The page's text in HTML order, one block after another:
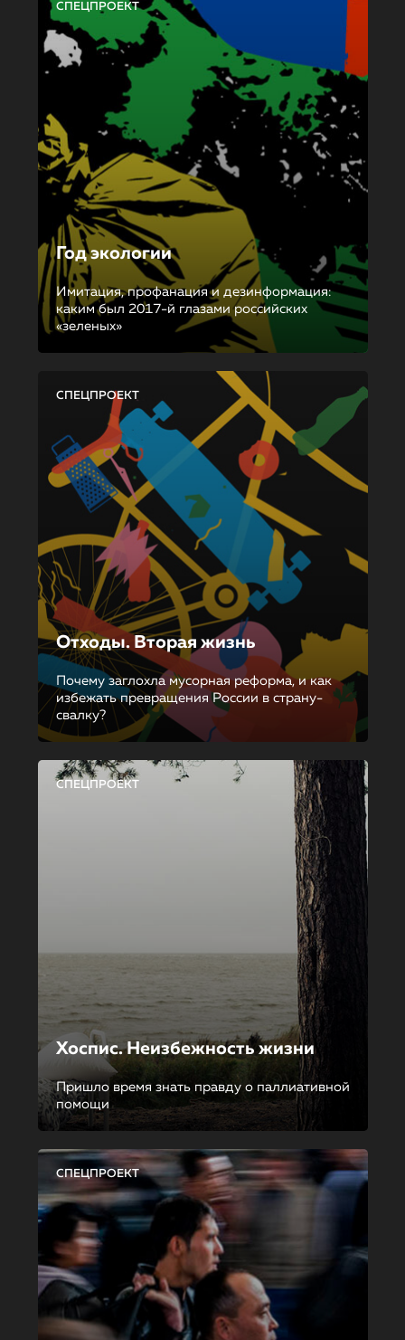
СПЕЦПРОЕКТ
Год экологии
Имитация, профанация и дезинформация:
каким был 2017-й глазами российских
«зеленых»
СПЕЦПРОЕКТ
Отходы. Вторая жизнь
Почему заглохла мусорная реформа, и как
избежать превращения России в страну-
свалку?
СПЕЦПРОЕКТ
Хоспис. Неизбежность жизни
Пришло время знать правду о паллиативной
помощи
СПЕЦПРОЕКТ